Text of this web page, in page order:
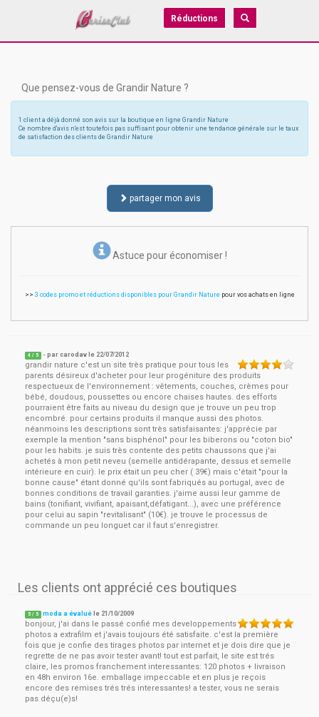
Réductions
Que pensez-vous de Grandir Nature ?
1 client a déjà donné son avis sur la boutique en ligne Grandir Nature
Ce nombre d'avis n'est toutefois pas suffisant pour obtenir une tendance générale sur le taux
de satisfaction des clients de Grandir Nature
partager mon avis
Astuce pour économiser !
>> 3 codes promo et réductions disponibles pour Grandir Nature pour vos achats en ligne
4 / 5 - parcarodav le 22/07/2012
grandir nature c'est un site très pratique pour tous les
parents désireux d'acheter pour leur progéniture des produits
respectueux de l'environnement : vêtements, couches, crèmes pour
bébé, doudous, poussettes ou encore chaises hautes. des efforts
pourraient être faits au niveau du design que je trouve un peu trop
encombré. pour certains produits il manque aussi des photos.
néanmoins les descriptions sont très satisfaisantes: j'apprécie par
exemple la mention "sans bisphénol" pour les biberons ou "coton bio"
pour les habits. je suis très contente des petits chaussons que j'ai
achetés à mon petit neveu (semelle antidérapante, dessus et semelle
intérieure en cuir). le prix était un peu cher ( 39€) mais c'était "pour la
bonne cause" étant donné qu'ils sont fabriqués au portugal, avec de
bonnes conditions de travail garanties. j'aime aussi leur gamme de
bains (tonifiant, vivifiant, apaisant,défatigant...), avec une préférence
pour celui au sapin "revitalisant" (10€). je trouve le processus de
commande un peu longuet car il faut s'enregistrer.
Les clients ont apprécié ces boutiques
5 / 5 moda a évalué le 21/10/2009
bonjour, j'ai dans le passé confié mes developpements
photos a extrafilm et j'avais toujours été satisfaite. c'est la première
fois que je confie des tirages photos par internet et je dois dire que je
regrette de ne pas avoir tester avant! tout est parfait, le site est trés
claire, les promos franchement interessantes: 120 photos + livraison
en 48h environ 16e. emballage impeccable et en plus je reçois
encore des remises trés trés interessantes! a tester, vous ne serais
pas déçu(e)s!